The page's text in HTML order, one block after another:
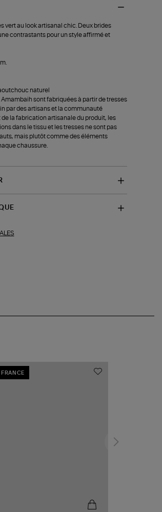
vert au look artisanal chic. Deux brides
contrastants pour un style affirmé et
naturel
Amambaih sont fabriquées à partir de tresses
par des artisans et la communauté
de la fabrication artisanale du produit, les
dans le tissu et les tresses ne sont pas
mais plutôt comme des éléments
chaussure.